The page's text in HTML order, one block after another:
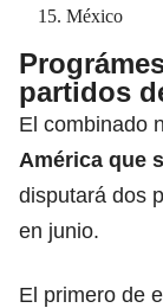
México
partidos
El combinado
América que
disputará dos
en junio.
El primero de